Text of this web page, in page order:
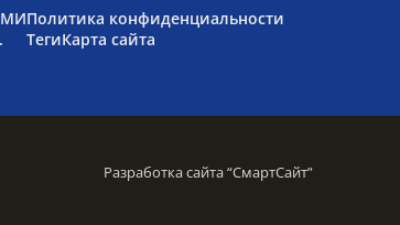
Политика конфиденциальности
ТегиКарта сайта
Разработка сайта “СмартСайт”